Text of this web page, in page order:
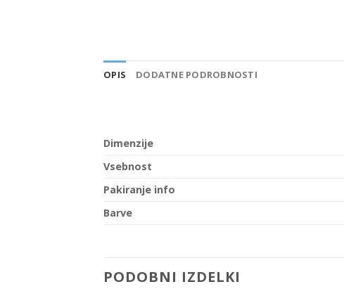
OPIS DODATNE PODROBNOSTI
Dimenzije
Vsebnost
Pakiranje info
Barve
PODOBNI IZDELKI